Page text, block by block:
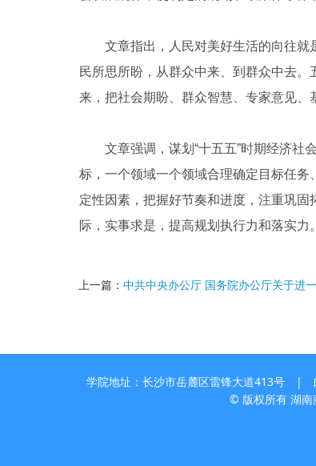
文章指出，人民对美好生活的向往就是
民所思所盼，从群众中来、到群众中去
来，把社会期盼、群众智慧、专家意见、
文章强调，谋划“十五五”时期经济社会
标，一个领域一个领域合理确定目标任
定性因素，把握好节奏和进度，注重巩
际，实事求是，提高规划执行力和落实力。
上一篇： 中共中央办公厅 国务院办公厅关于进
学院地址：长沙市岳麓区雷锋大道413
© 版权所有 湖